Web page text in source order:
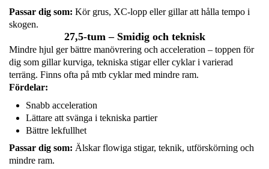
Passar dig som: Kör grus, XC-lopp eller gillar att hålla tempo i
skogen.
27,5-tum – Smidig och teknisk
Mindre hjul ger bättre manövrering och acceleration – toppen för
dig som gillar kurviga, tekniska stigar eller cyklar i varierad
terräng. Finns ofta på mtb cyklar med mindre ram.
Fördelar:
Snabb acceleration
Lättare att svänga i tekniska partier
Bättre lekfullhet
Passar dig som: Älskar flowiga stigar, teknik, utförskörning och
mindre ram.